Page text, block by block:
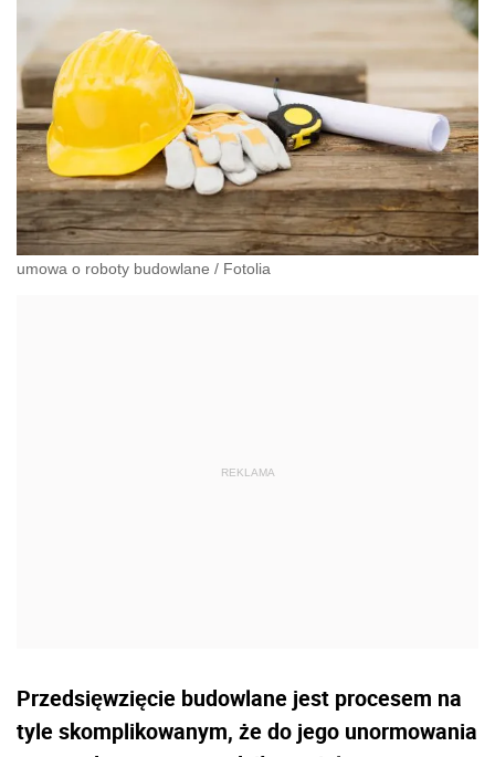
umowa o roboty budowlane / Fotolia
Przedsięwzięcie budowlane jest procesem na
tyle skomplikowanym, że do jego unormowania